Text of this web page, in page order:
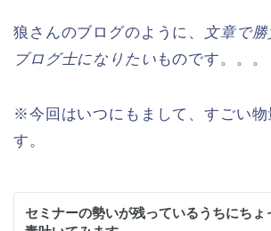
狼さんのブログのように、
文章で
ブログ士になりたい ものです。。。
※今回はいつにもまして、すごい物
す。